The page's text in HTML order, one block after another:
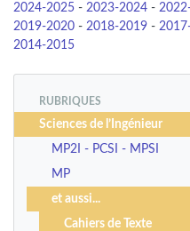
2024-2025 - 2023-2024 -
2019-2020 - 2018-2019 -
2014-2015
RUBRIQUES
Sciences de l’Ingénieur
MP2I - PCSI - MPSI
MP
et aussi...
Cahiers de Texte